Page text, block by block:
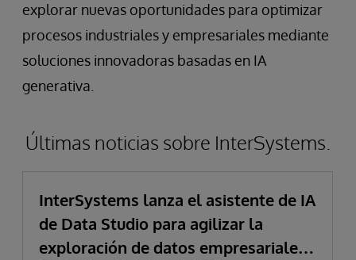
explorar nuevas oportunidades para optimizar
procesos industriales y empresariales mediante
soluciones innovadoras basadas en IA
generativa.
Últimas noticias sobre InterSystems.
InterSystems lanza el asistente de IA
de Data Studio para agilizar la
exploración de datos empresariales